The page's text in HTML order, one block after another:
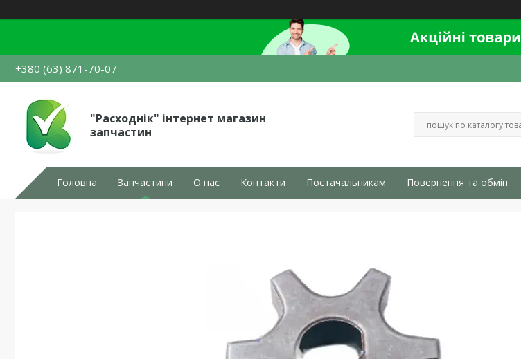
+380 (63) 871-70-07
"Расходнік" інтернет магазин
запчастин
Головна Запчастини О нас Контакти Постачальникам Повернення та обмін